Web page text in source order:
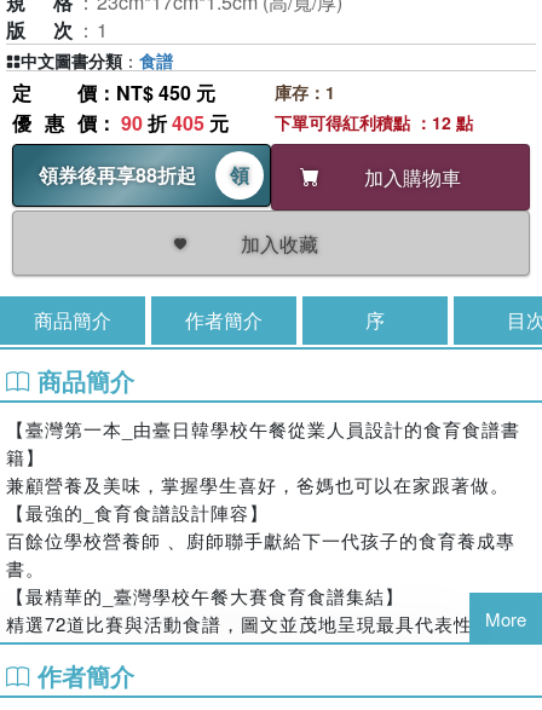
版次 ： 1
定價 ：NT$ 450 元
優惠價 ： 90折405 元
領券後再享88折起
領 加入購物車
加入收藏
庫存：1
下單可得紅利積點 ：12 點
中文圖書分類 ： 食譜
商品簡介 作者簡介 序 目
商品簡介
【臺灣第一本_由臺日韓學校午餐從業人員設計的食育食譜書
籍】
兼顧營養及美味，掌握學生喜好，爸媽也可以在家跟著做。
【最強的_食育食譜設計陣容】
百餘位學校營養師 、廚師聯手獻給下一代孩子的食育養成專
書。
【最精華的_臺灣學校午餐大賽食育食譜集結】
精選72道比賽與活動食譜，圖文並茂地呈現最具代表性的營養
午餐菜色。
【最豐富的¬_食育成果內容】
More
作者簡介